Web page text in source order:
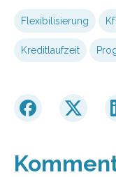
Flexibilisierung
Kreditlaufzeit